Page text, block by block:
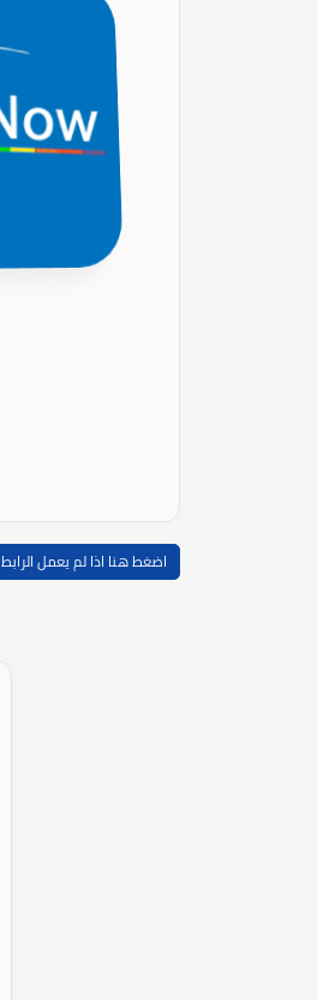
اضغط هنا اذا لم يعمل الرابط